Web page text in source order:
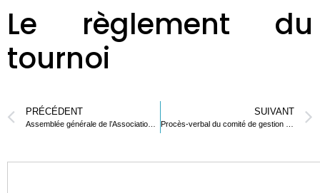
Le règlement du
tournoi
PRÉCÉDENT SUIVANT